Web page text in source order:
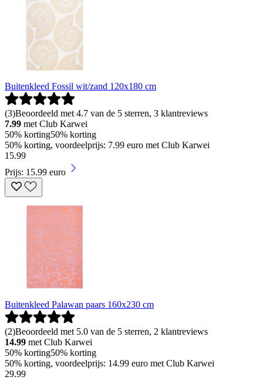
Buitenkleed Fossil wit/zand 120x180 cm
(3)Beoordeeld met 4.7 van de 5 sterren, 3 klantreviews
7.99 met Club Karwei
50% korting50% korting
50% korting, voordeelprijs: 7.99 euro met Club Karwei
15.99
Prijs: 15.99 euro
Buitenkleed Palawan paars 160x230 cm
(2)Beoordeeld met 5.0 van de 5 sterren, 2 klantreviews
14.99 met Club Karwei
50% korting50% korting
50% korting, voordeelprijs: 14.99 euro met Club Karwei
29.99